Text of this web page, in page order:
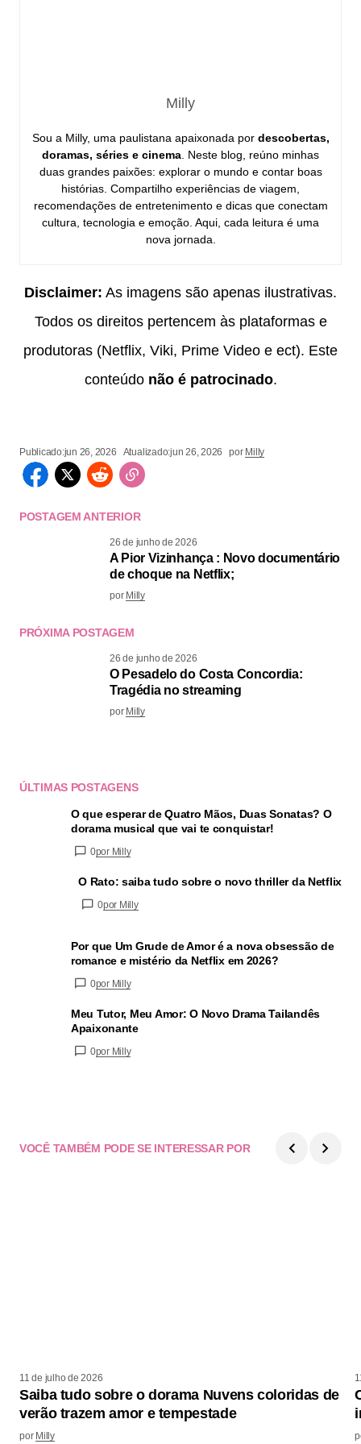
Milly
Sou a Milly, uma paulistana apaixonada por descobertas,
doramas, séries e cinema . Neste blog, reúno minhas
duas grandes paixões: explorar o mundo e contar boas
histórias. Compartilho experiências de viagem,
recomendações de entretenimento e dicas que conectam
cultura, tecnologia e emoção. Aqui, cada leitura é uma
nova jornada.
Disclaimer: As imagens são apenas ilustrativas.
Todos os direitos pertencem às plataformas e
produtoras (Netflix, Viki, Prime Video e ect). Este
conteúdo não é patrocinado.
Publicado:jun 26, 2026 Atualizado:jun 26, 2026 por Milly
POSTAGEM ANTERIOR
26 de junho de 2026
A Pior Vizinhança : Novo documentário
de choque na Netflix;
por Milly
PRÓXIMA POSTAGEM
26 de junho de 2026
O Pesadelo do Costa Concordia:
Tragédia no streaming
por Milly
ÚLTIMAS POSTAGENS
O que esperar de Quatro Mãos, Duas Sonatas? O
dorama musical que vai te conquistar!
0por Milly
O Rato: saiba tudo sobre o novo thriller da Netflix
0por Milly
Por que Um Grude de Amor é a nova obsessão de
romance e mistério da Netflix em 2026?
0por Milly
Meu Tutor, Meu Amor: O Novo Drama Tailandês
Apaixonante
0por Milly
VOCÊ TAMBÉM PODE SE INTERESSAR POR
11 de julho de 2026
Saiba tudo sobre o dorama Nuvens coloridas de
verão trazem amor e tempestade
por Milly